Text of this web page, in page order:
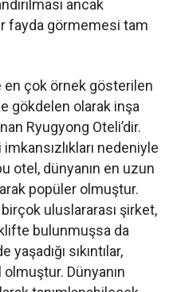
ancak
fayda görmemesi tam
çok örnek gösterilen
gökdelen olarak inşa
Ryugyong Oteli’dir.
nedeniyle
otel, dünyanın en uzun
popüler olmuştur.
birçok uluslararası şirket,
bulunmuşsa da
sıkıntılar,
Dünyanın